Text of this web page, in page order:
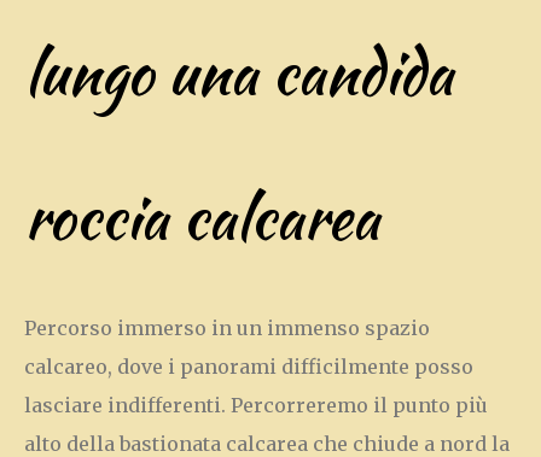
lungo una candida
roccia calcarea
Percorso immerso in un immenso spazio
calcareo, dove i panorami difficilmente posso
lasciare indifferenti. Percorreremo il punto più
alto della bastionata calcarea che chiude a nord la